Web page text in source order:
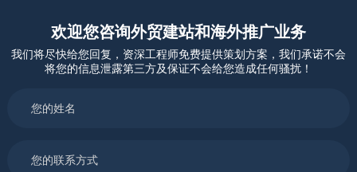
欢迎您咨询外贸建站和海外推广业务
我们将尽快给您回复，资深工程师免费提供策划方案，我们承诺不会
将您的信息泄露第三方及保证不会给您造成任何骚扰！